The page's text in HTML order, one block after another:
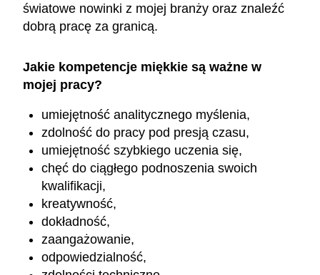
światowe nowinki z mojej branży oraz znaleźć
dobrą pracę za granicą.
Jakie kompetencje miękkie są ważne w
mojej pracy?
umiejętność analitycznego myślenia,
zdolność do pracy pod presją czasu,
umiejętność szybkiego uczenia się,
chęć do ciągłego podnoszenia swoich
kwalifikacji,
kreatywność,
dokładność,
zaangażowanie,
odpowiedzialność,